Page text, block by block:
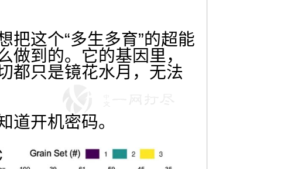
把这个“多生多育”的超能
做到的。它的基因里，
都只是镜花水月，无法
道开机密码。